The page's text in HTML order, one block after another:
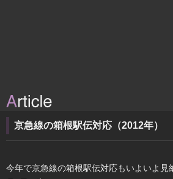
京急線の箱根駅伝対応（2012年）
今年で京急線の箱根駅伝対応もいよいよ見